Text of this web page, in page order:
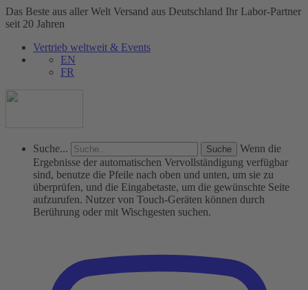
Das Beste aus aller Welt Versand aus Deutschland Ihr Labor-Partner
seit 20 Jahren
Vertrieb weltweit & Events
EN
FR
Suche...
Wenn die
Ergebnisse der automatischen Vervollständigung verfügbar
sind, benutze die Pfeile nach oben und unten, um sie zu
überprüfen, und die Eingabetaste, um die gewünschte Seite
aufzurufen. Nutzer von Touch-Geräten können durch
Berührung oder mit Wischgesten suchen.